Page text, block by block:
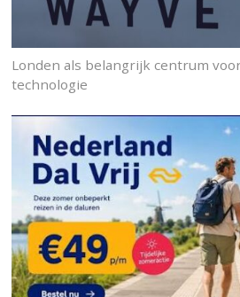
Londen als belangrijk centrum
technologie